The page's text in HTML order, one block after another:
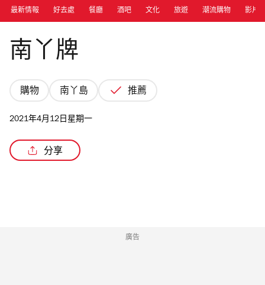
最新情報 好去處 餐廳 酒吧 文化 旅遊 潮流購物 影片
Photograph: Cara Hung
南丫牌
購物 南丫島 推薦
2021年4月12日星期一
分享
廣告